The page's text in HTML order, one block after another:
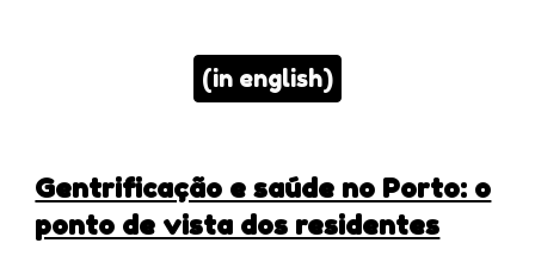
(in english)
Gentrificação e saúde no Porto: o
ponto de vista dos residentes